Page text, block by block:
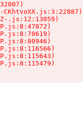
.js:12:13059)